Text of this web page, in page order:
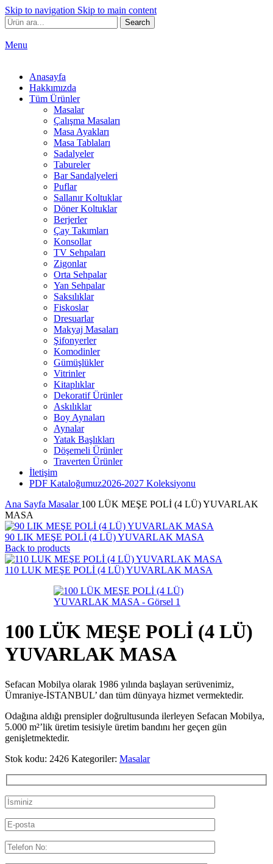
Skip to navigation Skip to main content
Search
Menu
Anasayfa
Hakkımızda
Tüm Ürünler
Masalar
Çalışma Masaları
Masa Ayakları
Masa Tablaları
Sadalyeler
Tabureler
Bar Sandalyeleri
Puflar
Sallanır Koltuklar
Döner Koltuklar
Berjerler
Çay Takımları
Konsollar
TV Sehpaları
Zigonlar
Orta Sehpalar
Yan Sehpalar
Saksılıklar
Fiskoslar
Dresuarlar
Makyaj Masaları
Şifonyerler
Komodinler
Gümüşlükler
Vitrinler
Kitaplıklar
Dekoratif Ürünler
Askılıklar
Boy Aynaları
Aynalar
Yatak Başlıkları
Döşemeli Ürünler
Traverten Ürünler
İletişim
PDF Kataloğumuz2026-2027 Koleksiyonu
Ana Sayfa Masalar 100 LÜK MEŞE POLİ (4 LÜ) YUVARLAK
MASA
90 LIK MEŞE POLİ (4 LÜ) YUVARLAK MASA
Back to products
110 LUK MEŞE POLİ (4 LÜ) YUVARLAK MASA
100 LÜK MEŞE POLİ (4 LÜ)
YUVARLAK MASA
Sefacan Mobilya olarak 1986 yılında başlayan serüvenimiz,
Ümraniye-İSTANBUL’ dan tüm dünyaya hizmet vermektedir.
Odağına aldığı prensipler doğrultusunda ilerleyen Sefacan Mobilya,
5.000 m²’lik üretim tesisiyle üretim bandını her geçen gün
genişletmektedir.
Stok kodu: 2426 Kategoriler: Masalar